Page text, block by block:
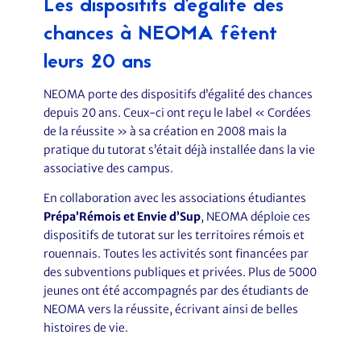
Les dispositifs d’égalité des
chances à NEOMA fêtent
leurs 20 ans
NEOMA porte des dispositifs d’égalité des chances
depuis 20 ans. Ceux-ci ont reçu le label « Cordées
de la réussite » à sa création en 2008 mais la
pratique du tutorat s’était déjà installée dans la vie
associative des campus.
En collaboration avec les associations étudiantes
Prépa’Rémois et Envie d’Sup, NEOMA déploie ces
dispositifs de tutorat sur les territoires rémois et
rouennais. Toutes les activités sont financées par
des subventions publiques et privées. Plus de 5000
jeunes ont été accompagnés par des étudiants de
NEOMA vers la réussite, écrivant ainsi de belles
histoires de vie.